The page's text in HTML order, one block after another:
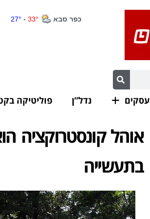
עסקים נדל”ן פוליטיקה
אוהל קונסטרוקציה
בתעשייה